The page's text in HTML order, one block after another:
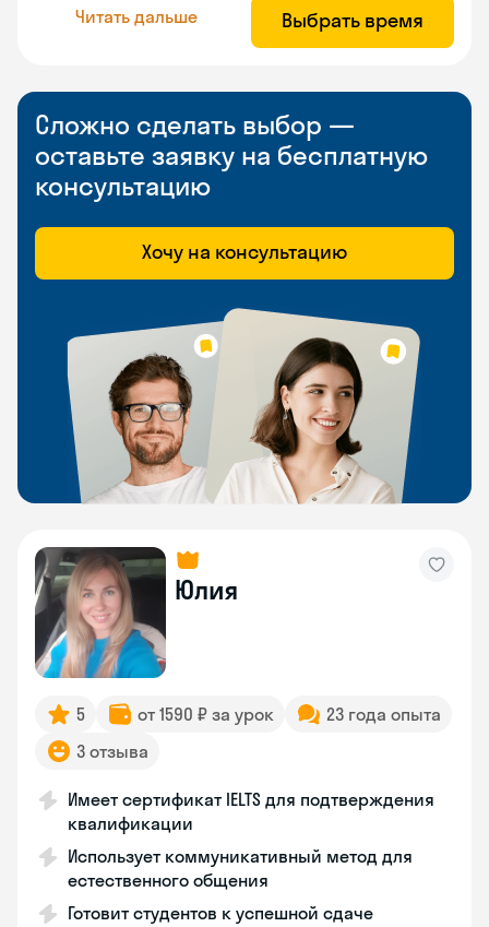
Читать дальше Выбрать время
Сложно сделать выбор —
оставьте заявку на бесплатную
консультацию
Хочу на консультацию
Юлия
5 от 1590 ₽ за урок
23 года опыта
3 отзыва
Имеет сертификат IELTS для подтверждения
квалификации
Использует коммуникативный метод для
естественного общения
Готовит студентов к успешной сдаче